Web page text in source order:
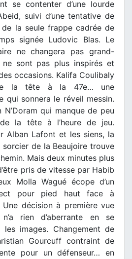
se contenter d’une lourde
suivi d’une tentative de
de la seule frappe cadrée de
signée Ludovic Blas. Le
ne changera pas grand-
ne sont pas plus inspirés et
occasions. Kalifa Coulibaly
la tête à la 47e… une
qui sonnera le réveil messin.
N’Doram qui manque de peu
la tête à l’heure de jeu.
Alban Lafont et les siens, la
de la Beaujoire trouve
Mais deux minutes plus
pris de vitesse par Habib
Molla Wagué écope d’un
pour pied haut face à
Une décision à première vue
rien d’aberrante en se
images. Changement de
Gourcuff contraint de
pour un défenseur… en